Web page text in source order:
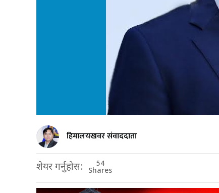
हिमालयखवर संवाददाता
शेयर गर्नुहोस: 54
Shares